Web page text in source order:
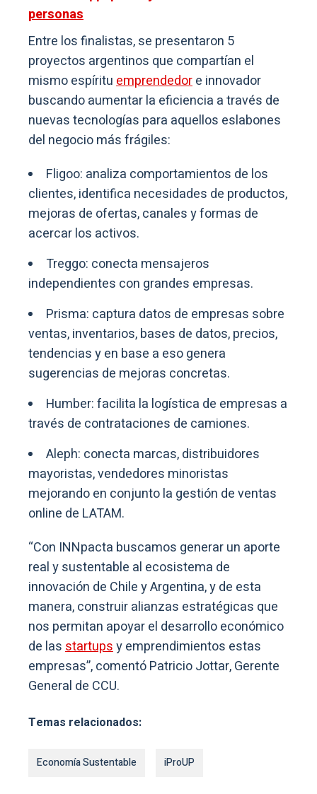
personas
Entre los finalistas, se presentaron 5
proyectos argentinos que compartían el
mismo espírituemprendedore innovador
buscando aumentar la eficiencia a través de
nuevas tecnologías para aquellos eslabones
del negocio más frágiles:
Fligoo: analiza comportamientos de los
clientes, identifica necesidades de productos,
mejoras de ofertas, canales y formas de
acercar los activos.
Treggo: conecta mensajeros
independientes con grandes empresas.
Prisma: captura datos de empresas sobre
ventas, inventarios, bases de datos, precios,
tendencias y en base a eso genera
sugerencias de mejoras concretas.
Humber: facilita la logística de empresas a
través de contrataciones de camiones.
Aleph: conecta marcas, distribuidores
mayoristas, vendedores minoristas
mejorando en conjunto la gestión de ventas
online de LATAM.
“Con INNpacta buscamos generar un aporte
real y sustentable al ecosistema de
innovación de Chile y Argentina, y de esta
manera, construir alianzas estratégicas que
nos permitan apoyar el desarrollo económico
de lasstartupsy emprendimientos estas
empresas”, comentó Patricio Jottar, Gerente
General de CCU.
Temas relacionados:
Economía Sustentable iProUP